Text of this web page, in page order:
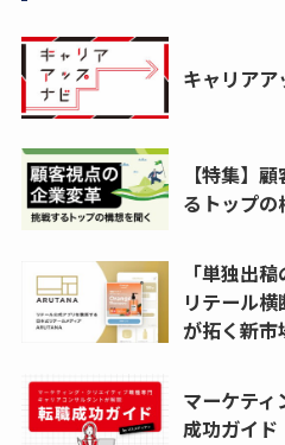
キャリアア
【特集】
るトップの
「単独出
リテール横
が拓く新市
マーケティ
成功ガイド